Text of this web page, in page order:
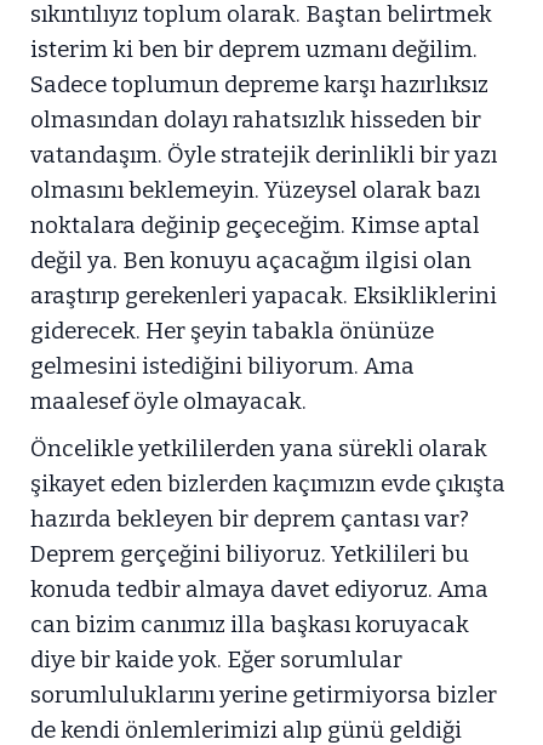
sıkıntılıyız toplum olarak. Baştan belirtmek
isterim ki ben bir deprem uzmanı değilim.
Sadece toplumun depreme karşı hazırlıksız
olmasından dolayı rahatsızlık hisseden bir
vatandaşım. Öyle stratejik derinlikli bir yazı
olmasını beklemeyin. Yüzeysel olarak bazı
noktalara değinip geçeceğim. Kimse aptal
değil ya. Ben konuyu açacağım ilgisi olan
araştırıp gerekenleri yapacak. Eksikliklerini
giderecek. Her şeyin tabakla önünüze
gelmesini istediğini biliyorum. Ama
maalesef öyle olmayacak.
Öncelikle yetkililerden yana sürekli olarak
şikayet eden bizlerden kaçımızın evde çıkışta
hazırda bekleyen bir deprem çantası var?
Deprem gerçeğini biliyoruz. Yetkilileri bu
konuda tedbir almaya davet ediyoruz. Ama
can bizim canımız illa başkası koruyacak
diye bir kaide yok. Eğer sorumlular
sorumluluklarını yerine getirmiyorsa bizler
de kendi önlemlerimizi alıp günü geldiği